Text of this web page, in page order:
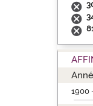
1900